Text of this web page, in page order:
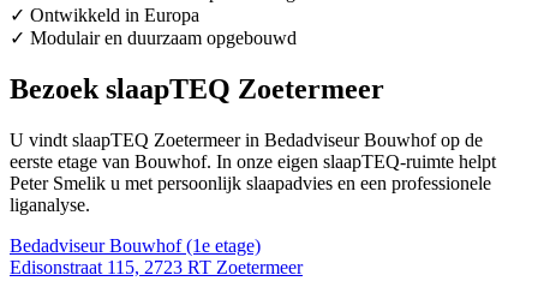
✓ Ontwikkeld in Europa
✓ Modulair en duurzaam opgebouwd
Bezoek slaapTEQ Zoetermeer
U vindt slaapTEQ Zoetermeer in Bedadviseur Bouwhof op de
eerste etage van Bouwhof. In onze eigen slaapTEQ-ruimte helpt
Peter Smelik u met persoonlijk slaapadvies en een professionele
liganalyse.
Bedadviseur Bouwhof (1e etage)
Edisonstraat 115, 2723 RT Zoetermeer